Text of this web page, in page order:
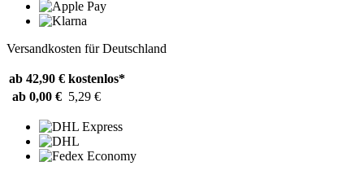
Versandkosten für Deutschland
ab 42,90 € kostenlos*
ab 0,00 € 5,29 €